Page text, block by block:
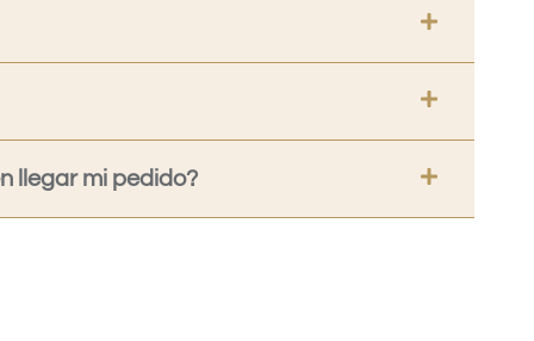
llegar mi pedido?